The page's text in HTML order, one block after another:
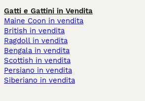
Gatti e Gattini in Vendita
Maine Coon in vendita
British in vendita
Ragdoll in vendita
Bengala in vendita
Scottish in vendita
Persiano in vendita
Siberiano in vendita